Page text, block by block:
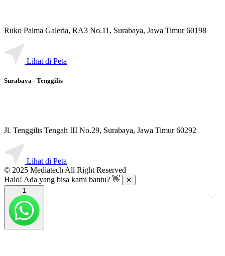
Ruko Palma Galeria, RA3 No.11, Surabaya, Jawa Timur 60198
Lihat di Peta
Surabaya - Tenggilis
Jl. Tenggilis Tengah III No.29, Surabaya, Jawa Timur 60292
Lihat di Peta
© 2025 Mediatech All Right Reserved
Halo! Ada yang bisa kami bantu? 👋
✕
1